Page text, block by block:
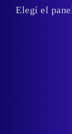
Elegí el